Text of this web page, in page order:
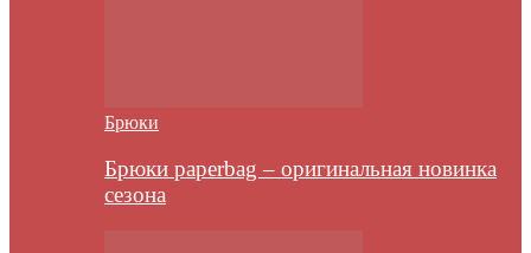
Брюки
Брюки paperbag – оригинальная новинка
сезона